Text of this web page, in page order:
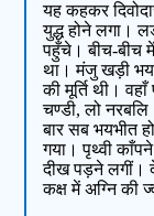
यह कहकर
युद्ध होने लगा।
पहुँचे। बीच-बीच
था। मंजु खड़ी
की मूर्ति थी।
चण्डी, लो
बार सब भयभीत
गया। पृथ्वी
दीख पड़ने लगीं।
कक्ष में अग्नि की